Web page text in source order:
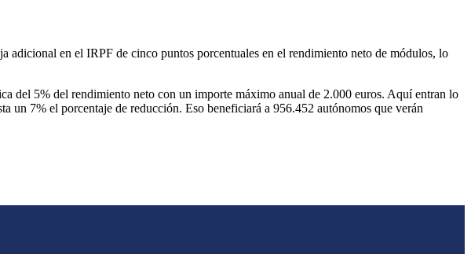
adicional en el IRPF de cinco puntos porcentuales en el rendimiento neto de módulos, lo
del 5% del rendimiento neto con un importe máximo anual de 2.000 euros. Aquí entran lo
un 7% el porcentaje de reducción. Eso beneficiará a 956.452 autónomos que verán